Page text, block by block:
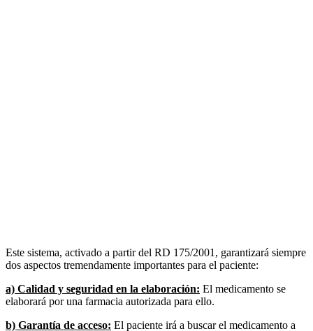
Este sistema, activado a partir del RD 175/2001, garantizará siempre
dos aspectos tremendamente importantes para el paciente:
a) Calidad y seguridad en la elaboración: El medicamento se
elaborará por una farmacia autorizada para ello.
b) Garantía de acceso: El paciente irá a buscar el medicamento a